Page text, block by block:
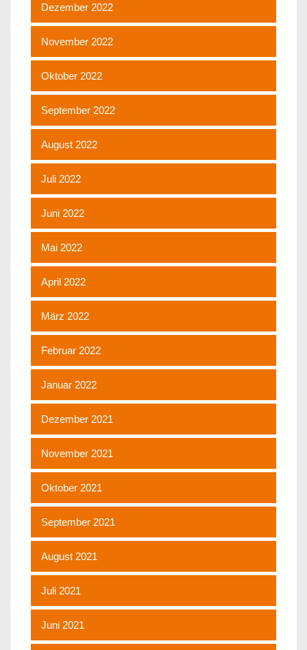
Dezember 2022
November 2022
Oktober 2022
September 2022
August 2022
Juli 2022
Juni 2022
Mai 2022
April 2022
März 2022
Februar 2022
Januar 2022
Dezember 2021
November 2021
Oktober 2021
September 2021
August 2021
Juli 2021
Juni 2021